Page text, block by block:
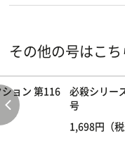
その他の号はこち
ョン 第116
必殺シリー
号
1,698円（税